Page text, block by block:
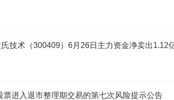
氏技术（300409）6月26日主力资金净卖出1.12
票进入退市整理期交易的第七次风险提示公告